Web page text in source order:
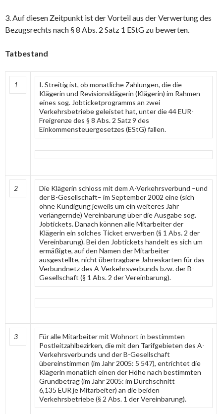
3. Auf diesen Zeitpunkt ist der Vorteil aus der Verwertung des
Bezugsrechts nach § 8 Abs. 2 Satz 1 EStG zu bewerten.
Tatbestand
1
I. Streitig ist, ob monatliche Zahlungen, die die
Klägerin und Revisionsklägerin (Klägerin) im Rahmen
eines sog. Jobticketprogramms an zwei
Verkehrsbetriebe geleistet hat, unter die 44 EUR-
Freigrenze des § 8 Abs. 2 Satz 9 des
Einkommensteuergesetzes (EStG) fallen.
2
Die Klägerin schloss mit dem A-Verkehrsverbund –und
der B-Gesellschaft– im September 2002 eine (sich
ohne Kündigung jeweils um ein weiteres Jahr
verlängernde) Vereinbarung über die Ausgabe sog.
Jobtickets. Danach können alle Mitarbeiter der
Klägerin ein solches Ticket erwerben (§ 1 Abs. 2 der
Vereinbarung). Bei den Jobtickets handelt es sich um
ermäßigte, auf den Namen der Mitarbeiter
ausgestellte, nicht übertragbare Jahreskarten für das
Verbundnetz des A-Verkehrsverbunds bzw. der B-
Gesellschaft (§ 1 Abs. 2 der Vereinbarung).
3
Für alle Mitarbeiter mit Wohnort in bestimmten
Postleitzahlbezirken, die mit den Tarifgebieten des A-
Verkehrsverbunds und der B-Gesellschaft
übereinstimmen (im Jahr 2005: 5 547), entrichtet die
Klägerin monatlich einen der Höhe nach bestimmten
Grundbetrag (im Jahr 2005: im Durchschnitt
6,135 EUR je Mitarbeiter) an die beiden
Verkehrsbetriebe (§ 2 Abs. 1 der Vereinbarung).